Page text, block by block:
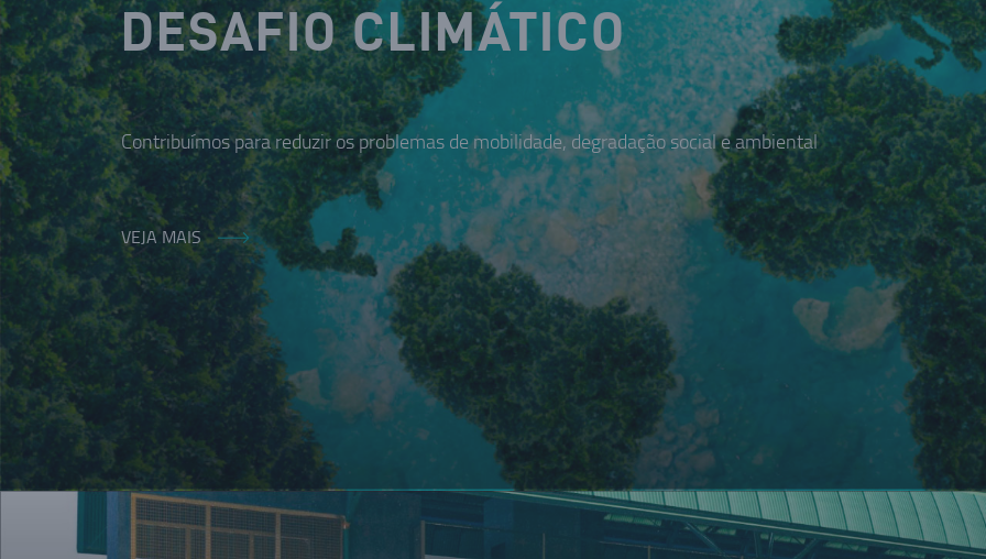
DESAFIO CLIMÁTICO
Contribuímos para reduzir os problemas de mobilidade, degradação social e ambiental
VEJA MAIS